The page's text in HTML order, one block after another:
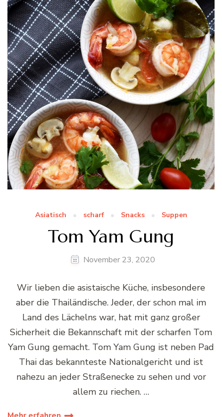
Asiatisch scharf Snacks Suppen
Tom Yam Gung
November 23, 2020
Wir lieben die asistaische Küche, insbesondere
aber die Thailändische. Jeder, der schon mal im
Land des Lächelns war, hat mit ganz großer
Sicherheit die Bekannschaft mit der scharfen Tom
Yam Gung gemacht. Tom Yam Gung ist neben Pad
Thai das bekannteste Nationalgericht und ist
nahezu an jeder Straßenecke zu sehen und vor
allem zu riechen. …